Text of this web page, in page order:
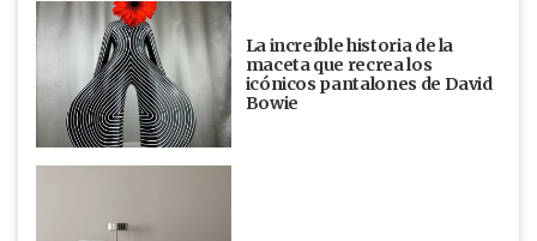
La increíble historia de la
maceta que recrea los
icónicos pantalones de David
Bowie